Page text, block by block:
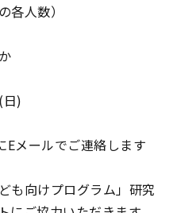
人数）
)
メールでご連絡します
も向けプログラム」研究